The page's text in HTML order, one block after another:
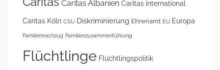
Caritas Albanien Caritas international
Caritas Köln CSU Diskriminierung Ehrenamt EU Europa
Familiennachzug Familienzusammenführung
Flüchtlinge Flüchtlingspolitik